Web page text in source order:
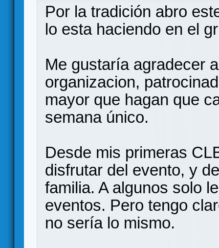
Por la tradición abro
lo esta haciendo en el
Me gustaría agradecer
organizacion,
mayor que hagan que
semana único.
Desde mis primeras
disfrutar del evento, y
familia. A algunos solo
eventos. Pero tengo
no sería lo mismo.